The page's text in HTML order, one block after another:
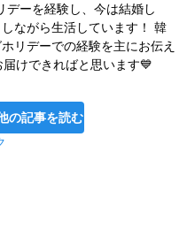
ーを経験し、今は結婚し
ながら生活しています！ 韓
リデーでの経験を主にお伝え
けできればと思います💙
の記事を読む